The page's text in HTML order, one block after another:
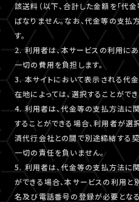
該送料（以下、合計した金額を「代
ばなりません。なお、代金等の支払
す。
2. 利用者は、本サービスの利用に
一切の費用を負担します。
3. 本サイトにおいて表示される代
在地によっては、選択することがで
4. 利用者は、代金等の支払方法に
することができる場合、利用者が選
済代行会社との間で別途締結する
一切の責任を負いません。
5. 利用者は、代金等の支払方法に
ができる場合、本サービスの利用と
名及び電話番号の登録が必要とな